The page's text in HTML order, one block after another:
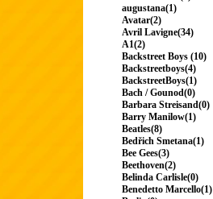
augustana(1)
Avatar(2)
Avril Lavigne(34)
A1(2)
Backstreet Boys (10)
Backstreetboys(4)
BackstreetBoys(1)
Bach / Gounod(0)
Barbara Streisand(0)
Barry Manilow(1)
Beatles(8)
Bedřich Smetana(1)
Bee Gees(3)
Beethoven(2)
Belinda Carlisle(0)
Benedetto Marcello(1)